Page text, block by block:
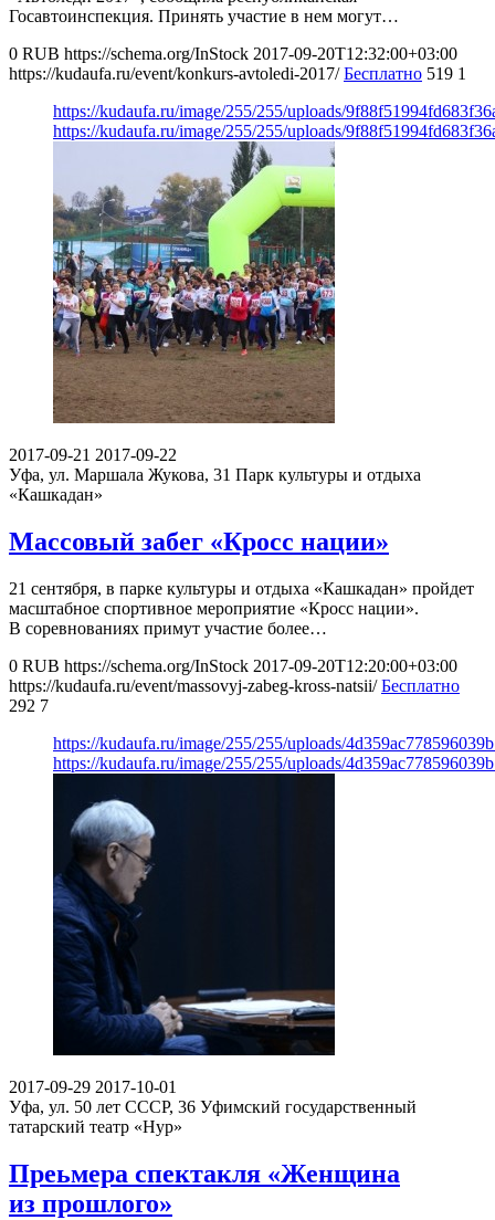
Госавтоинспекция. Принять участие в нем могут…
0 RUB https://schema.org/InStock 2017-09-20T12:32:00+03:00
https://kudaufa.ru/event/konkurs-avtoledi-2017/ Бесплатно 519 1
https://kudaufa.ru/image/255/255/uploads/
https://kudaufa.ru/image/255/255/uploads/
2017-09-21 2017-09-22
Уфа, ул. Маршала Жукова, 31 Парк культуры и отдыха
«Кашкадан»
Массовый забег «Кросс нации»
21 сентября, в парке культуры и отдыха «Кашкадан» пройдет
масштабное спортивное мероприятие «Кросс нации».
В соревнованиях примут участие более…
0 RUB https://schema.org/InStock 2017-09-20T12:20:00+03:00
https://kudaufa.ru/event/massovyj-zabeg-kross-natsii/ Бесплатно
292 7
https://kudaufa.ru/image/255/255/uploads/
https://kudaufa.ru/image/255/255/uploads/
2017-09-29 2017-10-01
Уфа, ул. 50 лет СССР, 36 Уфимский государственный
татарский театр «Нур»
Преьмера спектакля «Женщина
из прошлого»